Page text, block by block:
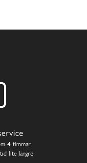
4 timmar
lite längre